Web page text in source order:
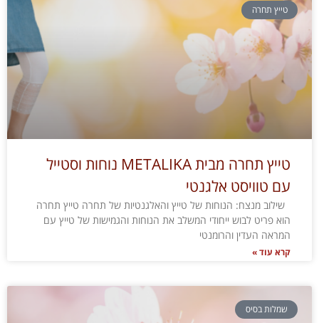
טייץ תחרה
טייץ תחרה מבית METALIKA נוחות וסטייל
עם טוויסט אלגנטי
שילוב מנצח: הנוחות של טייץ והאלגנטיות של תחרה טייץ תחרה
הוא פריט לבוש ייחודי המשלב את הנוחות והגמישות של טייץ עם
המראה העדין והרומנטי
קרא עוד »
שמלות בסיס